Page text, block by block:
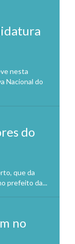
nesta
Nacional do
do
que da
prefeito da...
no